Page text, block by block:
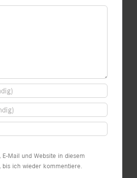
E-Mail und Website in diesem
bis ich wieder kommentiere.